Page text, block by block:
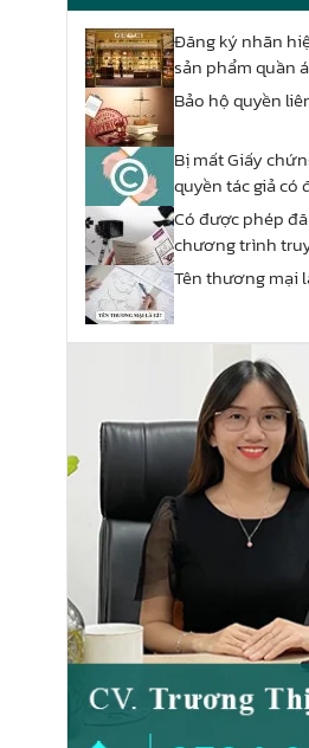
Đăng ký nhãn
sản phẩm quần
Bảo hộ quyền
Bị mất Giấy
quyền tác giả có
không?
Có được phép
chương trình
Tên thương mại